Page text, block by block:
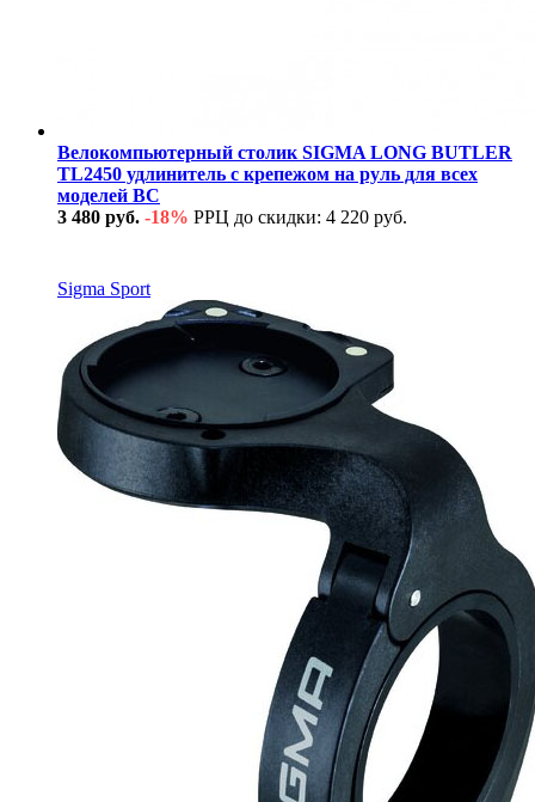
Велокомпьютерный столик SIGMA LONG BUTLER
TL2450 удлинитель с крепежом на руль для всех
моделей BC
3 480 руб. -18% РРЦ до скидки: 4 220 руб.
Sigma Sport